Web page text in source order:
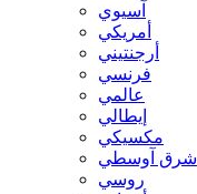
آسيوي
أمريكي
أرجنتيني
فرنسي
عالمي
إيطالي
مكسيكي
شرق آوسطي
روسي